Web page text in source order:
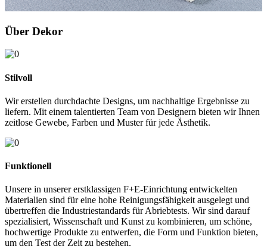
Über Dekor
Stilvoll
Wir erstellen durchdachte Designs, um nachhaltige Ergebnisse zu
liefern. Mit einem talentierten Team von Designern bieten wir Ihnen
zeitlose Gewebe, Farben und Muster für jede Ästhetik.
Funktionell
Unsere in unserer erstklassigen F+E-Einrichtung entwickelten
Materialien sind für eine hohe Reinigungsfähigkeit ausgelegt und
übertreffen die Industriestandards für Abriebtests. Wir sind darauf
spezialisiert, Wissenschaft und Kunst zu kombinieren, um schöne,
hochwertige Produkte zu entwerfen, die Form und Funktion bieten,
um den Test der Zeit zu bestehen.